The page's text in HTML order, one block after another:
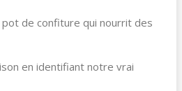
de confiture qui nourrit des
en identifiant notre vrai